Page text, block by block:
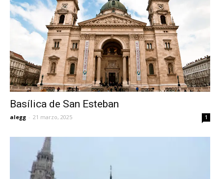
Basílica de San Esteban
alegg - 21 marzo, 2025 1